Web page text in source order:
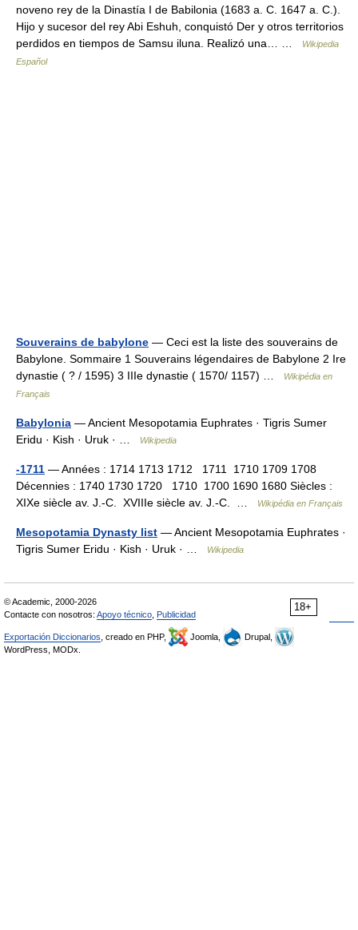
noveno rey de la Dinastía I de Babilonia (1683 a. C. 1647 a. C.).
Hijo y sucesor del rey Abi Eshuh, conquistó Der y otros territorios
perdidos en tiempos de Samsu iluna. Realizó una… …
Wikipedia
Español
Souverains de babylone — Ceci est la liste des souverains de
Babylone. Sommaire 1 Souverains légendaires de Babylone 2 Ire
dynastie ( ? / 1595) 3 IIIe dynastie ( 1570/ 1157) …
Wikipédia en
Français
Babylonia — Ancient Mesopotamia Euphrates · Tigris Sumer
Eridu · Kish · Uruk · …
Wikipedia
-1711 — Années : 1714 1713 1712 1711 1710 1709 1708
Décennies : 1740 1730 1720 1710 1700 1690 1680 Siècles :
XIXe siècle av. J.‑C. XVIIIe siècle av. J.‑C. …
Wikipédia en Français
Mesopotamia Dynasty list — Ancient Mesopotamia Euphrates ·
Tigris Sumer Eridu · Kish · Uruk · …
Wikipedia
18+
© Academic, 2000-2026
Contacte con nosotros: Apoyo técnico Publicidad
Exportación Diccionarios , creado en PHP, Joomla,
Drupal,
WordPress, MODx.